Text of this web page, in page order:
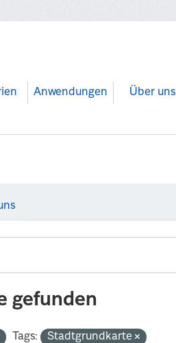
Anwendungen Über uns
gefunden
Tags:
Stadtgrundkarte